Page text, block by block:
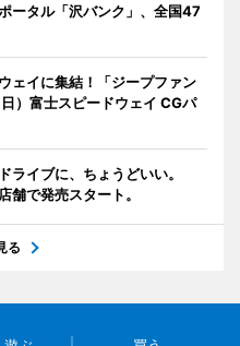
ータル「沢バンク」、全国47
ェイに集結！「ジープファン
）富士スピードウェイ CGパ
ライブに、ちょうどいい。
舗で発売スタート。
る